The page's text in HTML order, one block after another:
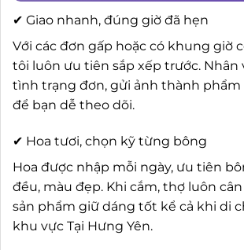
✔ Giao nhanh, đúng giờ đã hẹn
Với các đơn gấp hoặc có khung giờ
tôi luôn ưu tiên sắp xếp trước. Nhân
tình trạng đơn, gửi ảnh thành phẩm
để bạn dễ theo dõi.
✔ Hoa tươi, chọn kỹ từng bông
Hoa được nhập mỗi ngày, ưu tiên
đều, màu đẹp. Khi cắm, thợ luôn
sản phẩm giữ dáng tốt kể cả khi di
khu vực Tại Hưng Yên.